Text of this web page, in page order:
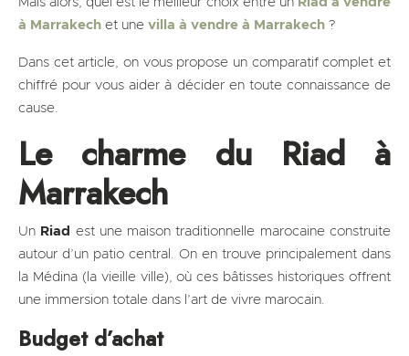
à Marrakech et une villa à vendre à Marrakech ?
Dans cet article, on vous propose un comparatif complet et
chiffré pour vous aider à décider en toute connaissance de
cause.
Le charme du Riad à
Marrakech
Un Riad est une maison traditionnelle marocaine construite
autour d’un patio central. On en trouve principalement dans
la Médina (la vieille ville), où ces bâtisses historiques offrent
une immersion totale dans l’art de vivre marocain.
Budget d’achat